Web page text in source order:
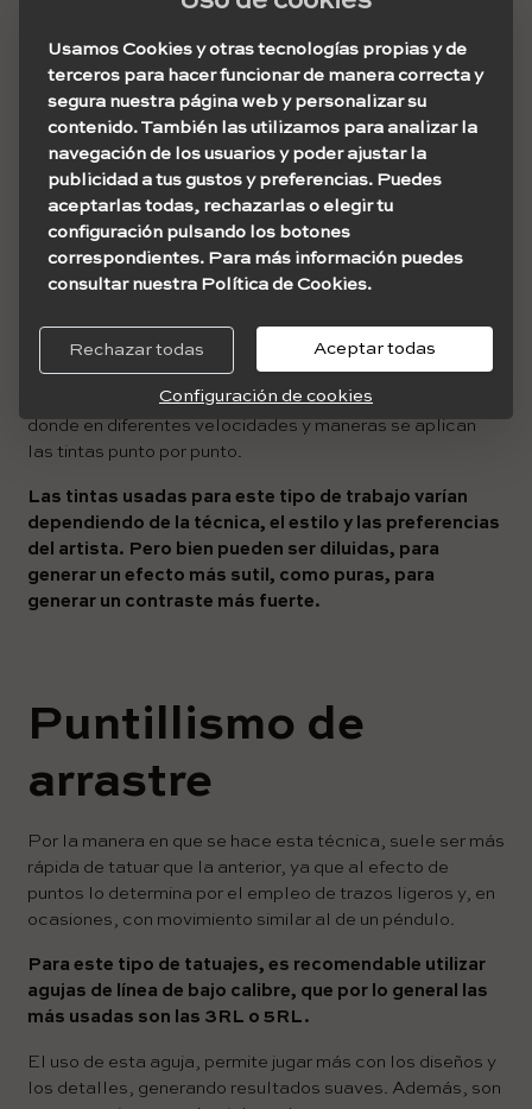
Para quienes recién incursionan en esta técnica, es muy
recomendable que al practicar, empiecen por las zonas
más oscuras del diseño con el fin de ir generando un
degradado poco a poco.
Las agujas a utilizar, suelen ser las de tipo RL de bajo
calibre, ya que de esta manera se puede lograr puntos
prolijos y no muy gruesos, que es lo importante, puesto
y sombras.
Estos tatuajes, además de hacerse con máquinas, se
pueden realizar por medio de la técnica Handpoke,
donde en diferentes velocidades y maneras se aplican
las tintas punto por punto.
Las tintas usadas para este tipo de trabajo varían
dependiendo de la técnica, el estilo y las preferencias
del artista. Pero bien pueden ser diluidas, para
generar un efecto más sutil, como puras, para
generar un contraste más fuerte.
Puntillismo de
arrastre
Por la manera en que se hace esta técnica, suele ser más
rápida de tatuar que la anterior, ya que al efecto de
puntos lo determina por el empleo de trazos ligeros y, en
ocasiones, con movimiento similar al de un péndulo.
Para este tipo de tatuajes, es recomendable utilizar
agujas de línea de bajo calibre, que por lo general las
más usadas son las 3RL o 5RL.
El uso de esta aguja, permite jugar más con los diseños y
los detalles, generando resultados suaves. Además, son
Usamos Cookies y otras tecnologías propias y de
terceros para hacer funcionar de manera correcta y
segura nuestra página web y personalizar su
contenido. También las utilizamos para analizar la
navegación de los usuarios y poder ajustar la
publicidad a tus gustos y preferencias. Puedes
aceptarlas todas, rechazarlas o elegir tu
configuración pulsando los botones
correspondientes. Para más información puedes
consultar nuestra Política de Cookies.
Rechazar todas Aceptar todas
Configuración de cookies